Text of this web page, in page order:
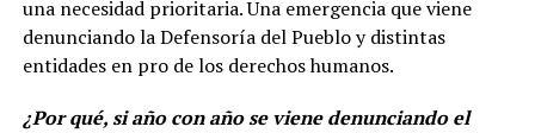
una necesidad prioritaria. Una emergencia que viene
denunciando la Defensoría del Pueblo y distintas
entidades en pro de los derechos humanos.
¿Por qué, si año con año se viene denunciando el